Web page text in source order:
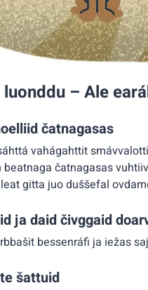
– Ale
čatnagasas
vahágahttit
čatnagasas
gitta juo duššefal
ja daid čivggaid
bessenráfi ja iežas
šattuid